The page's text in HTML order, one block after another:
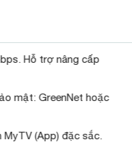
Hỗ trợ nâng cấp
mật: GreenNet hoặc
MyTV (App) đặc sắc.